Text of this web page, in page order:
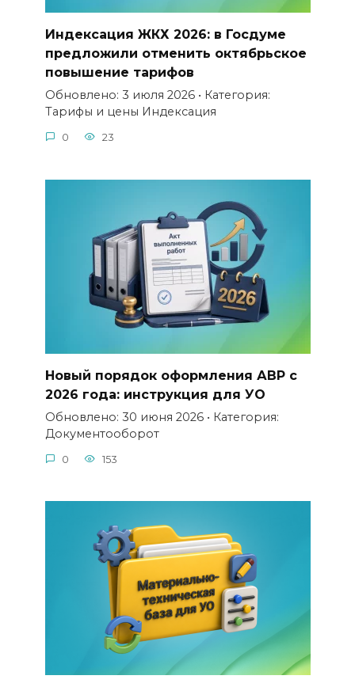
Индексация ЖКХ 2026: в Госдуме
предложили отменить октябрьское
повышение тарифов
Обновлено: 3 июля 2026 • Категория:
Тарифы и цены Индексация
0 23
Новый порядок оформления АВР с
2026 года: инструкция для УО
Обновлено: 30 июня 2026 • Категория:
Документооборот
0 153